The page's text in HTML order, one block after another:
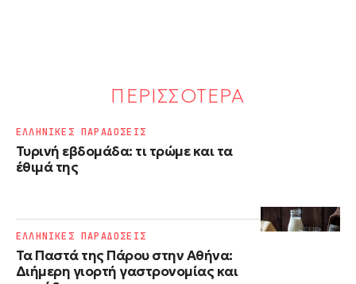
ΠΕΡΙΣΣΟΤΕΡΑ
Τυρινή εβδομάδα: τι τρώμε και τα
έθιμά της
ΕΛΛΗΝΙΚΕΣ ΠΑΡΑΔΟΣΕΙΣ
Τα Παστά της Πάρου στην Αθήνα:
Διήμερη γιορτή γαστρονομίας και
ΕΛΛΗΝΙΚΕΣ ΠΑΡΑΔΟΣΕΙΣ